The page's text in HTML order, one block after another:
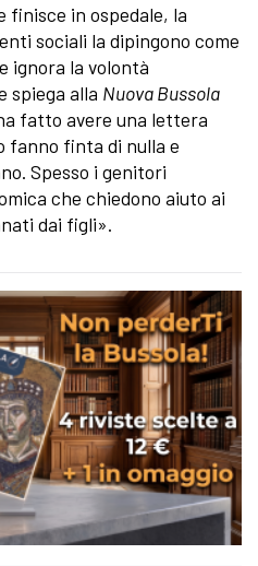
finisce in ospedale, la
sociali la dipingono come
ignora la volontà
spiega alla Nuova Bussola
fatto avere una lettera
fanno finta di nulla e
Spesso i genitori
che chiedono aiuto ai
dai figli».